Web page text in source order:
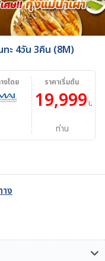
ะ 4วัน 3คืน (8M)
ราคาเริ่มต้น
19,999บาท/
ท่าน
งโดย
ง